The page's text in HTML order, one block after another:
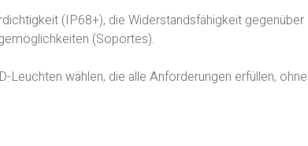
(IP68+), die Widerstandsfähigkeit gegenüber
(Soportes).
wählen, die alle Anforderungen erfüllen,